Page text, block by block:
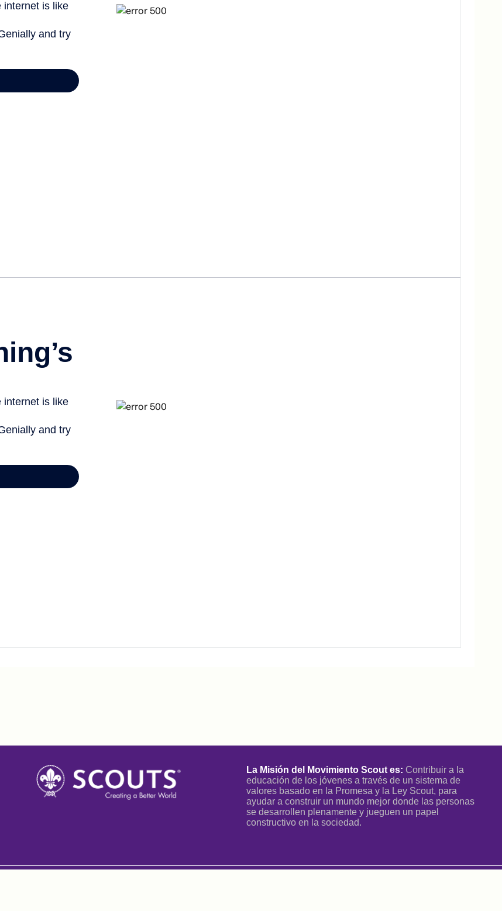
La Misión del Movimiento Scout es: Contribuir a la
educación de los jóvenes a través de un sistema de
valores basado en la Promesa y la Ley Scout, para
ayudar a construir un mundo mejor donde las personas
se desarrollen plenamente y jueguen un papel
constructivo en la sociedad.